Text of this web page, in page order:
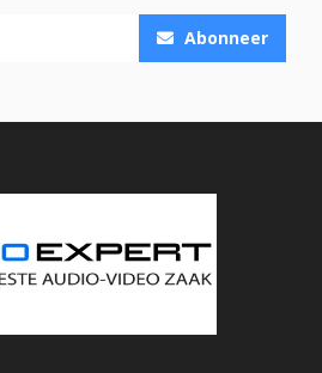
Abonneer